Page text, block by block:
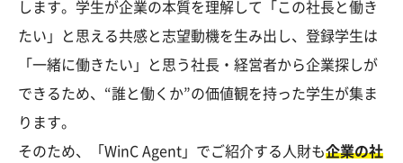
します。学生が企業の本質を理解して「この社長と働き
たい」と思える共感と志望動機を生み出し、登録学生は
「一緒に働きたい」と思う社長・経営者から企業探しが
できるため、“誰と働くか”の価値観を持った学生が集ま
ります。
そのため、「WinC Agent」でご紹介する人財も企業の社